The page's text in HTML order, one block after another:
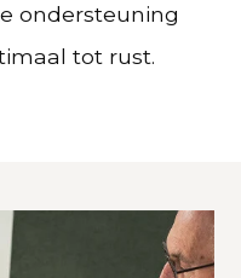
ondersteuning
tot rust.